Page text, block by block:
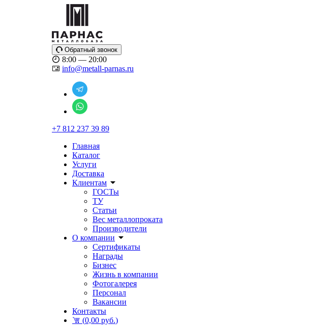
Обратный звонок
8:00 — 20:00
info@metall-parnas.ru
+7 812 237 39 89
Главная
Каталог
Услуги
Доставка
Клиентам
ГОСТы
ТУ
Статьи
Вес металлопроката
Производители
О компании
Сертификаты
Награды
Бизнес
Жизнь в компании
Фотогалерея
Персонал
Вакансии
Контакты
(0,00 руб.)